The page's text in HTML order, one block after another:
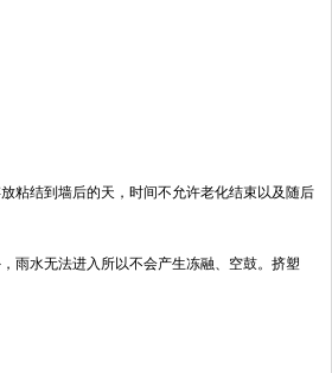
结到墙后的天，时间不允许老化结束以及随后
水无法进入所以不会产生冻融、空鼓。挤塑